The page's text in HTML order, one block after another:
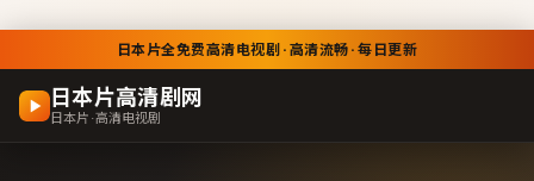
日本片全免费高清电视剧 · 高清流畅 · 每日更新
日本片高清剧网
日本片 · 高清电视剧